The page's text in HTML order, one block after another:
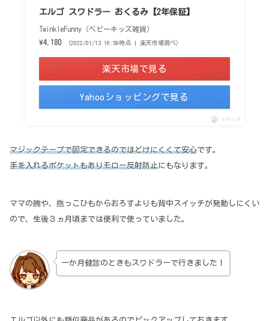
エルゴ スワドラー おくるみ【2年保証】
TwinkleFunny（ベビーキッズ雑貨）
¥4,180
（2022/01/13 16:59時点 | 楽天市場調べ）
楽天市場で見る
Yahooショッピングで見る
ポチップ
マジックテープで固定できるのでほどけにくくて安心です。
手を入れるポケットもありモロー反射防止にもなります。
ママの腕や、抱っこひもからおろすよりも背中スイッチが発動しにくい
ので、生後３ヵ月頃までは便利で使っていました。
一か月健診のときもスワドラーで行きました！